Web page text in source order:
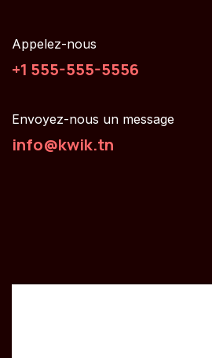
Appelez-nous
+1 555-555-5556
Envoyez-nous un message
info@kwik.tn